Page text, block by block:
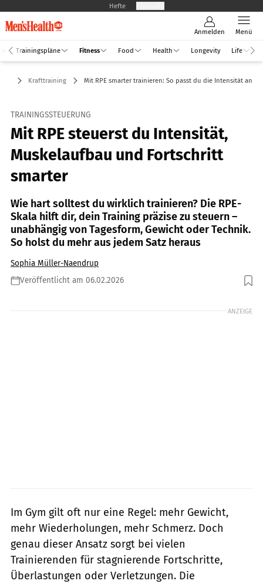
Hefte
Anmelden Menü
Trainingspläne Fitness Food Health Longevity Life
Krafttraining Mit RPE smarter trainieren: So passt du die Intensität an
TRAININGSSTEUERUNG
Mit RPE steuerst du Intensität,
Muskelaufbau und Fortschritt
smarter
Wie hart solltest du wirklich trainieren? Die RPE-
Skala hilft dir, dein Training präzise zu steuern –
unabhängig von Tagesform, Gewicht oder Technik.
So holst du mehr aus jedem Satz heraus
Sophia Müller-Naendrup
Veröffentlicht am 06.02.2026
Foto: gettyimages/Hirurg
ANZEIGE
Im Gym gilt oft nur eine Regel: mehr Gewicht,
mehr Wiederholungen, mehr Schmerz. Doch
genau dieser Ansatz sorgt bei vielen
Trainierenden für stagnierende Fortschritte,
Überlastungen oder Verletzungen. Die